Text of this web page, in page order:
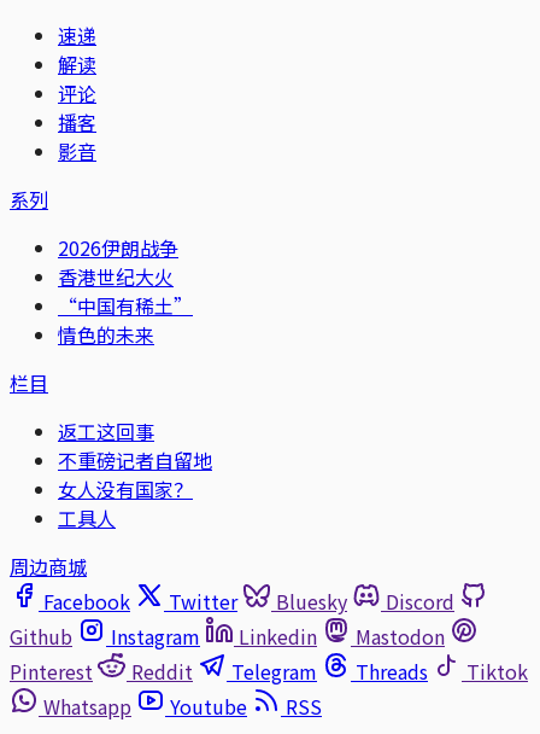
速递
解读
评论
播客
影音
系列
2026伊朗战争
香港世纪大火
“中国有稀土”
情色的未来
栏目
返工这回事
不重磅记者自留地
女人没有国家？
工具人
周边商城
Facebook
Twitter Bluesky
Discord
Github
Instagram Linkedin
Mastodon
Pinterest
Reddit Telegram Threads
Tiktok
Whatsapp
Youtube
RSS